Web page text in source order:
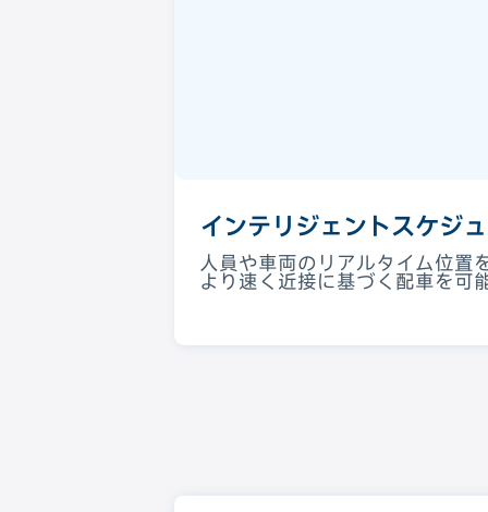
インテリジェントスケジ
人員や車両のリアルタイム位置
より速く近接に基づく配車を可